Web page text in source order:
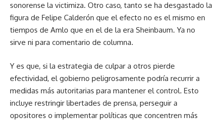
sonorense la victimiza. Otro caso, tanto se ha desgastado la
figura de Felipe Calderón que el efecto no es el mismo en
tiempos de Amlo que en el de la era Sheinbaum. Ya no
sirve ni para comentario de columna.
Y es que, si la estrategia de culpar a otros pierde
efectividad, el gobierno peligrosamente podría recurrir a
medidas más autoritarias para mantener el control. Esto
incluye restringir libertades de prensa, perseguir a
opositores o implementar políticas que concentren más